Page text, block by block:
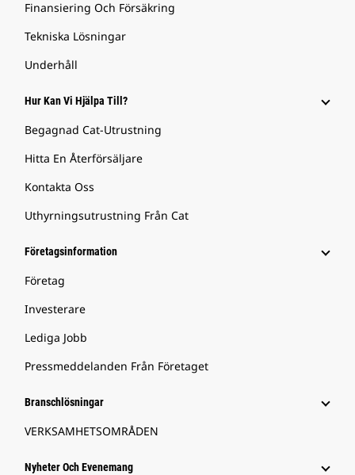
Finansiering Och Försäkring
Tekniska Lösningar
Underhåll
Hur Kan Vi Hjälpa Till?
Begagnad Cat-Utrustning
Hitta En Återförsäljare
Kontakta Oss
Uthyrningsutrustning Från Cat
Företagsinformation
Företag
Investerare
Lediga Jobb
Pressmeddelanden Från Företaget
Branschlösningar
VERKSAMHETSOMRÅDEN
Nyheter Och Evenemang